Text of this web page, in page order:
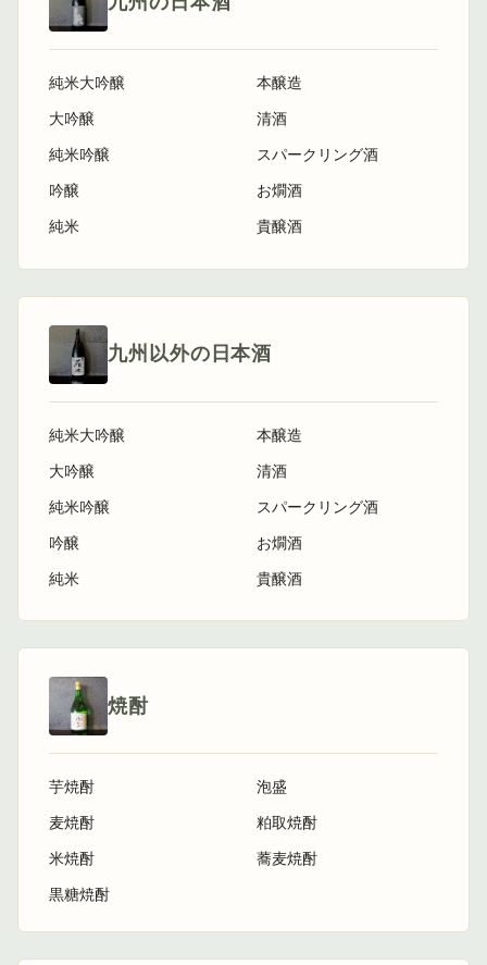
純米大吟醸
大吟醸
純米吟醸
吟醸
純米
本醸造
清酒
スパークリング酒
お燗酒
貴醸酒
九州以外の日本酒
純米大吟醸
大吟醸
純米吟醸
吟醸
純米
本醸造
清酒
スパークリング酒
お燗酒
貴醸酒
焼酎
芋焼酎
麦焼酎
米焼酎
黒糖焼酎
泡盛
粕取焼酎
蕎麦焼酎